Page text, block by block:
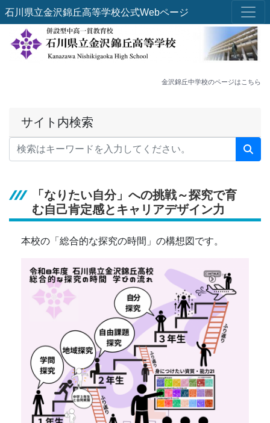
石川県立金沢錦丘高等学校公式Webページ
金沢錦丘中学校のページはこちら
サイト内検索
「なりたい自分」への挑戦～探究で育
む自己肯定感とキャリアデザイン力
本校の「総合的な探究の時間」の構想図です。